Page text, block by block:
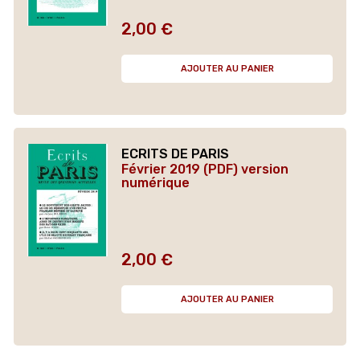
Prix
2,00 €
AJOUTER AU PANIER
ECRITS DE PARIS
Février 2019 (PDF) version
numérique
Prix
2,00 €
AJOUTER AU PANIER